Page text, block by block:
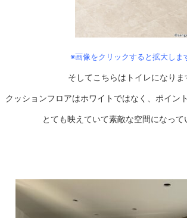
※画像をクリックすると拡大しま
そしてこちらはトイレになりま
クッションフロアはホワイトではなく、ポイン
とても映えていて素敵な空間になって